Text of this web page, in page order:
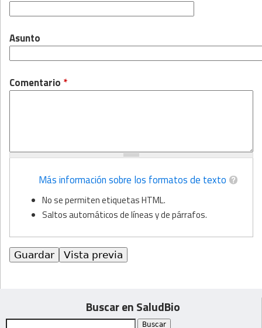
Asunto
Comentario *
Más información sobre los formatos de texto
No se permiten etiquetas HTML.
Saltos automáticos de líneas y de párrafos.
Buscar en SaludBio